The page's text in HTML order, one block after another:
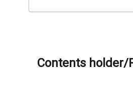
Contents holder/